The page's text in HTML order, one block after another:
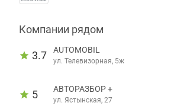
Компании рядом
3.7 AUTOMOBIL
ул. Телевизорная, 5ж
5 АВТОРАЗБОР +
ул. Ястынская, 27